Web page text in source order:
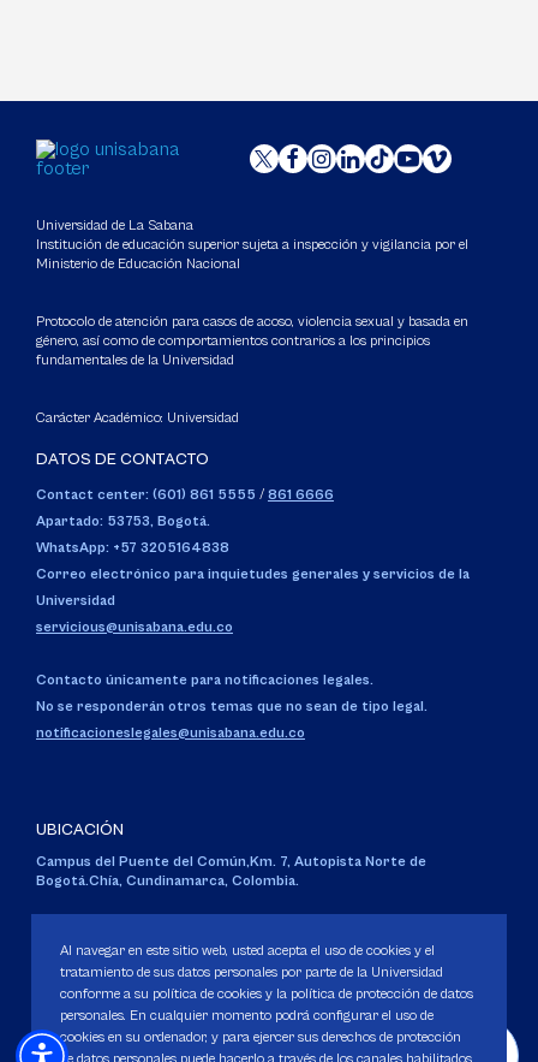
Universidad de La Sabana
Institución de educación superior sujeta a inspección y vigilancia por el
Ministerio de Educación Nacional
Protocolo de atención para casos de acoso, violencia sexual y basada en
género, así como de comportamientos contrarios a los principios
fundamentales de la Universidad
Carácter Académico: Universidad
DATOS DE CONTACTO
Contact center: (601) 861 5555 / 861 6666
Apartado: 53753, Bogotá.
WhatsApp: +57 3205164838
Correo electrónico para inquietudes generales y servicios de la
Universidad
servicious@unisabana.edu.co
Contacto únicamente para notificaciones legales.
No se responderán otros temas que no sean de tipo legal.
notificacioneslegales@unisabana.edu.co
UBICACIÓN
Campus del Puente del Común, Km. 7, Autopista Norte de
Bogotá.Chía, Cundinamarca, Colombia.
Personería Jurídica:Resolución 130 del 14 de enero de 1980.
Ministerio de Educación Nacional.
Al navegar en este sitio web, usted acepta el uso de cookies y el
tratamiento de sus datos personales por parte de la Universidad
conforme a su política de cookies y la política de protección de datos
personales. En cualquier momento podrá configurar el uso de
cookies en su ordenador, y para ejercer sus derechos de protección